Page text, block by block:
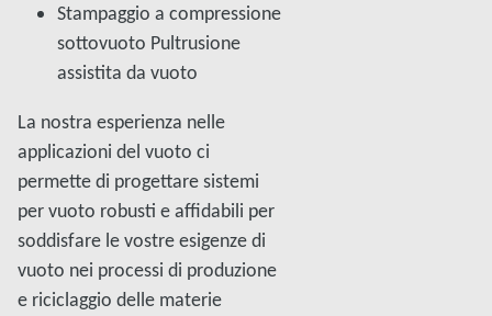
Stampaggio a compressione
sottovuoto Pultrusione
assistita da vuoto
La nostra esperienza nelle
applicazioni del vuoto ci
permette di progettare sistemi
per vuoto robusti e affidabili per
soddisfare le vostre esigenze di
vuoto nei processi di produzione
e riciclaggio delle materie